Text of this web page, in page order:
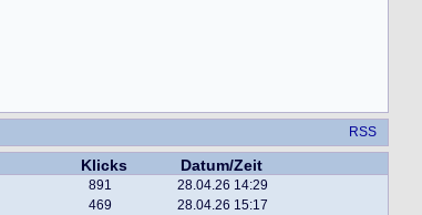
RSS
Klicks
Datum/Zeit
891 28.04.26 14:29
469 28.04.26 15:17